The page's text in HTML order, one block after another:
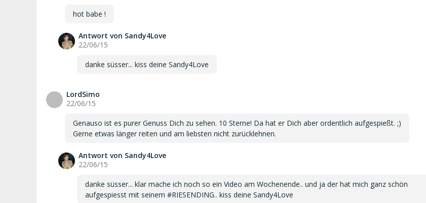
hot babe !
Antwort von Sandy4Love
22/06/15
danke süsser... kiss deine Sandy4Love
LordSimo
22/06/15
Genauso ist es purer Genuss Dich zu sehen. 10 Sterne! Da hat er Dich aber ordentlich aufgespießt. ;)
Gerne etwas länger reiten und am liebsten nicht zurücklehnen.
Antwort von Sandy4Love
22/06/15
danke süsser... klar mache ich noch so ein Video am Wochenende.. und ja der hat mich ganz schön
aufgespiesst mit seinem #RIESENDING.. kiss deine Sandy4Love